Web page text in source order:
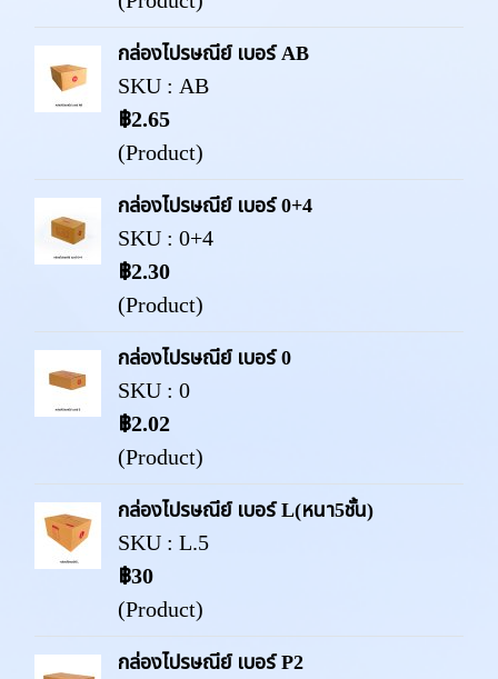
กล่องไปรษณีย์ เบอร์ AB
SKU : AB
฿2.65
(Product)
กล่องไปรษณีย์ เบอร์ 0+4
SKU : 0+4
฿2.30
(Product)
กล่องไปรษณีย์ เบอร์ 0
SKU : 0
฿2.02
(Product)
กล่องไปรษณีย์ เบอร์ L(หนา5ชั้น)
SKU : L.5
฿30
(Product)
กล่องไปรษณีย์ เบอร์ P2